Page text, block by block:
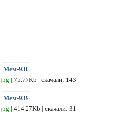
Мем-930
jpg | 75.77Kb | скачали: 143
Мем-939
jpg | 414.27Kb | скачали: 31